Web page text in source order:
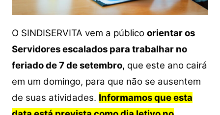
O SINDISERVITA vem a público orientar os
Servidores escalados para trabalhar no
feriado de 7 de setembro, que este ano cairá
em um domingo, para que não se ausentem
de suas atividades. Informamos que esta